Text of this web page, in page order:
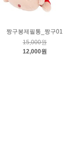
짱구봉제필통_짱구01
15,000원
12,000원